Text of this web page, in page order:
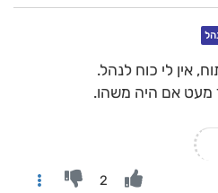
אין לי כוח לנהל.
מעט אם היה משהו.
2